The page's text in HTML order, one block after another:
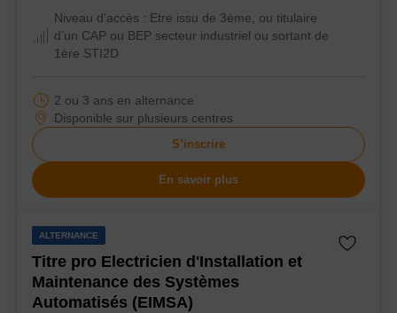
Niveau d’accès : Etre issu de 3ème, ou titulaire
d’un CAP ou BEP secteur industriel ou sortant de
1ère STI2D
Disponible sur plusieurs centres
2 ou 3 ans en alternance
S’inscrire
En savoir plus
ALTERNANCE
Titre pro Electricien d'Installation et
Maintenance des Systèmes
Automatisés (EIMSA)